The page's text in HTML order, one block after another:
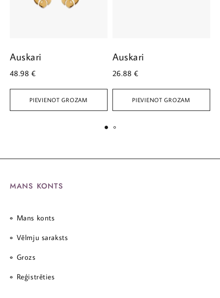
PIEVIENOT GROZAM
Auskari
48.98 €
PIEVIENOT GROZAM
Auskari
26.88 €
MANS KONTS
Mans konts
Vēlmju saraksts
Grozs
Reģistrēties